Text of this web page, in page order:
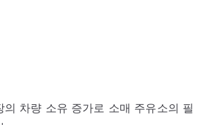
의 차량 소유 증가로 소매 주유소의 필